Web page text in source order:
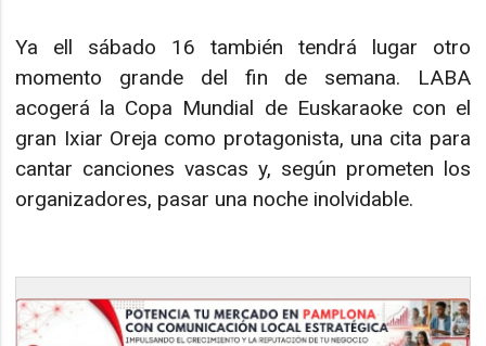
Ya ell sábado 16 también tendrá lugar otro
momento grande del fin de semana. LABA
acogerá la Copa Mundial de Euskaraoke con el
gran Ixiar Oreja como protagonista, una cita para
cantar canciones vascas y, según prometen los
organizadores, pasar una noche inolvidable.